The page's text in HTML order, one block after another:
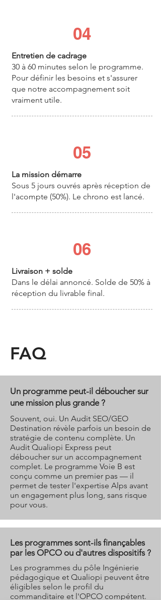
04
Entretien de cadrage
30 à 60 minutes selon le programme.
Pour définir les besoins et s'assurer
que notre accompagnement soit
vraiment utile.
05
La mission démarre
Sous 5 jours ouvrés après réception de
l'acompte (50%). Le chrono est lancé.
06
Livraison + solde
Dans le délai annoncé. Solde de 50% à
réception du livrable final.
FAQ
Un programme peut-il déboucher sur
une mission plus grande ?
Souvent, oui. Un Audit SEO/GEO
Destination révèle parfois un besoin de
stratégie de contenu complète. Un
Audit Qualiopi Express peut
déboucher sur un accompagnement
complet. Le programme Voie B est
conçu comme un premier pas — il
permet de tester l'expertise Alps avant
un engagement plus long, sans risque
pour vous.
Les programmes sont-ils finançables
par les OPCO ou d'autres dispositifs ?
Les programmes du pôle Ingénierie
pédagogique et Qualiopi peuvent être
éligibles selon le profil du
commanditaire et l'OPCO compétent.